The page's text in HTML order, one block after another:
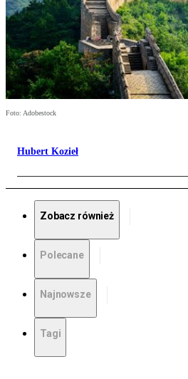
Foto: Adobestock
Hubert Kozieł
Zobacz również
Polecane
Najnowsze
Tagi